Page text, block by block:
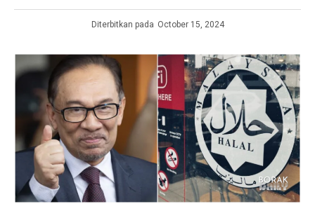
Diterbitkan pada October 15, 2024